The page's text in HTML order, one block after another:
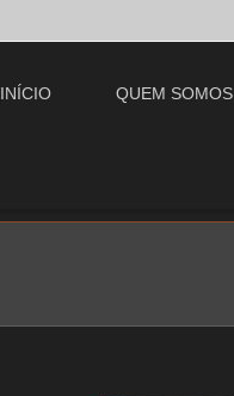
INÍCIO QUEM SOMOS